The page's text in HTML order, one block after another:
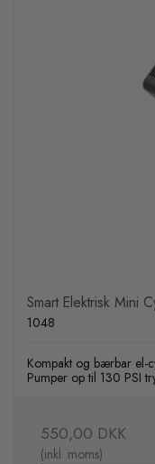
Smart Elektrisk Mini
1048
Kompakt og bærbar el-
Pumper op til 130 PSI
550,00 DKK
(inkl. moms)